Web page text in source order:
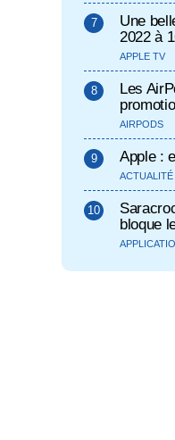
Une
2022 à
APPLE TV
Les
AIRPODS
Apple :
ACTUALITÉ
bloque